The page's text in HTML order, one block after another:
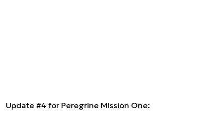
Update #4 for Peregrine Mission One: